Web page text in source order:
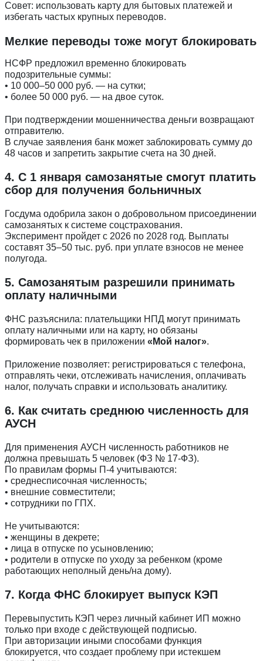
Совет: использовать карту для бытовых платежей и
избегать частых крупных переводов.
Мелкие переводы тоже могут блокировать
НСФР предложил временно блокировать
подозрительные суммы:
• 10 000–50 000 руб. — на сутки;
• более 50 000 руб. — на двое суток.
При подтверждении мошенничества деньги возвращают
отправителю.
В случае заявления банк может заблокировать сумму до
48 часов и запретить закрытие счета на 30 дней.
4. С 1 января самозанятые смогут платить
сбор для получения больничных
Госдума одобрила закон о добровольном присоединении
самозанятых к системе соцстрахования.
Эксперимент пройдет с 2026 по 2028 год. Выплаты
составят 35–50 тыс. руб. при уплате взносов не менее
полугода.
5. Самозанятым разрешили принимать
оплату наличными
ФНС разъяснила: плательщики НПД могут принимать
оплату наличными или на карту, но обязаны
формировать чек в приложении «Мой налог».
Приложение позволяет: регистрироваться с телефона,
отправлять чеки, отслеживать начисления, оплачивать
налог, получать справки и использовать аналитику.
6. Как считать среднюю численность для
АУСН
Для применения АУСН численность работников не
должна превышать 5 человек (ФЗ № 17-ФЗ).
По правилам формы П-4 учитываются:
• среднесписочная численность;
• внешние совместители;
• сотрудники по ГПХ.
Не учитываются:
• женщины в декрете;
• лица в отпуске по усыновлению;
• родители в отпуске по уходу за ребенком (кроме
работающих неполный день/на дому).
7. Когда ФНС блокирует выпуск КЭП
Перевыпустить КЭП через личный кабинет ИП можно
только при входе с действующей подписью.
При авторизации иными способами функция
блокируется, что создает проблему при истекшем